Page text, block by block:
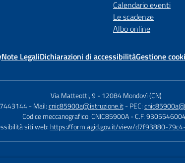
Calendario eventi
Le scadenze
Albo online
Note LegaliDichiarazioni di accessibilitàGestione
Via Matteotti, 9 -12084 Mondovì (CN)
- Mail:cnic85900a@istruzione.it - PEC:
Codice meccanografico: CNIC85900A- C.F.
siti web: https://form.agid.gov.it/view/d7f93880-